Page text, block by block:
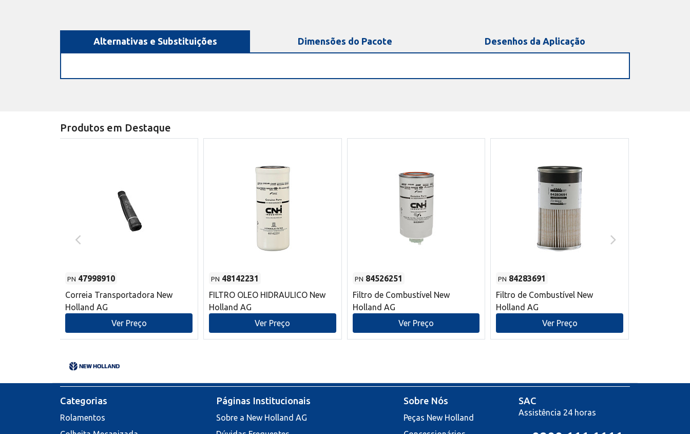
Alternativas e Substituições Dimensões do Pacote Desenhos da Aplicação
Produtos em Destaque
PN 47998910
Correia Transportadora New
Holland AG
Ver Preço
PN 48142231
FILTRO OLEO HIDRAULICO New
Holland AG
Ver Preço
PN 84526251
Filtro de Combustível New
Holland AG
Ver Preço
PN 84283691
Filtro de Combustível New
Holland AG
Ver Preço
Categorias
Rolamentos
Páginas Institucionais
Sobre a New Holland AG
Sobre Nós
Peças New Holland
SAC
Assistência 24 horas